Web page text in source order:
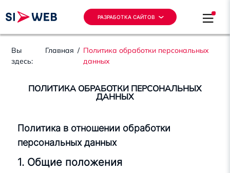
РАЗРАБОТКА САЙТОВ
Вы
здесь:
Главная / Политика обработки персональных
данных
ПОЛИТИКА ОБРАБОТКИ ПЕРСОНАЛЬНЫХ
ДАННЫХ
Политика в отношении обработки
персональных данных
1. Общие положения